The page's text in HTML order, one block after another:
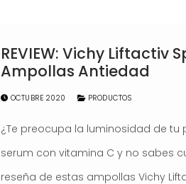
REVIEW: Vichy Liftactiv
Ampollas Antiedad
OCTUBRE 2020 PRODUCTOS
¿Te preocupa la luminosidad de tu
serum con vitamina C y no sabes
reseña de estas ampollas Vichy